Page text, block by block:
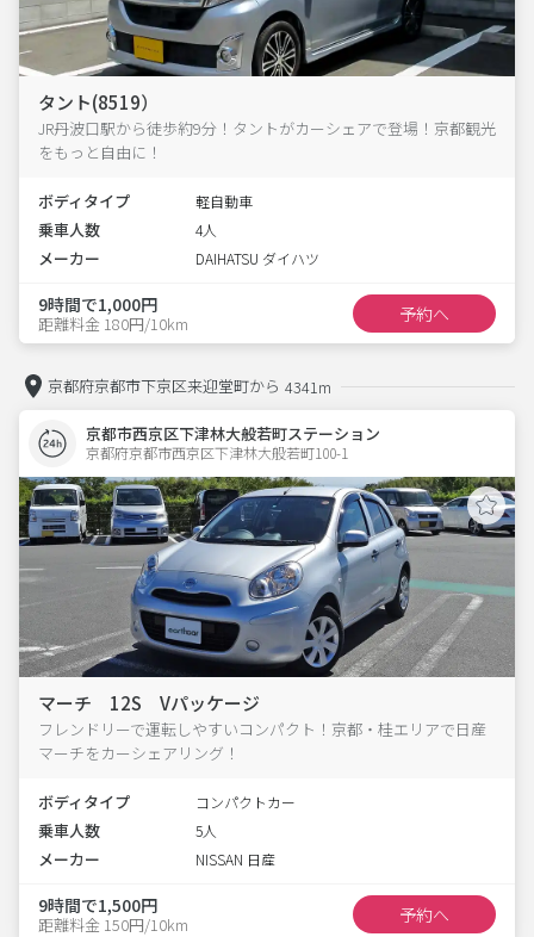
タント(8519）
JR丹波口駅から徒歩約9分！タントがカーシェアで登場！京都観光
をもっと自由に！
ボディタイプ 軽自動車
乗車人数 4人
メーカー DAIHATSU ダイハツ
9時間で1,000円
距離料金 180円/10km 予約へ
京都府京都市下京区来迎堂町から 4341m
京都市西京区下津林大般若町ステーション
京都府京都市西京区下津林大般若町100-1
マーチ 12S Vパッケージ
フレンドリーで運転しやすいコンパクト！京都・桂エリアで日産
マーチをカーシェアリング！
ボディタイプ コンパクトカー
乗車人数 5人
メーカー NISSAN 日産
9時間で1,500円
距離料金 150円/10km 予約へ